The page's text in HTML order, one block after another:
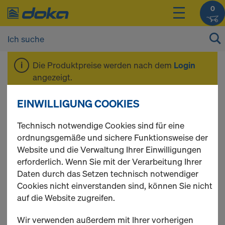
0
Die Produktpreise werden nach dem Login
angezeigt.
CUTplex
1 Produkte gefunden
Meist gesucht
CUTplex basic Pine 160g
EINWILLIGUNG COOKIES
Technisch notwendige Cookies sind für eine
ordnungsgemäße und sichere Funktionsweise der
Website und die Verwaltung Ihrer Einwilligungen
erforderlich. Wenn Sie mit der Verarbeitung Ihrer
Daten durch das Setzen technisch notwendiger
Cookies nicht einverstanden sind, können Sie nicht
auf die Website zugreifen.
Wir verwenden außerdem mit Ihrer vorherigen